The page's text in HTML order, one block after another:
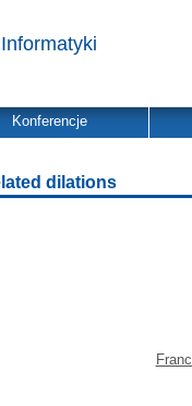
Konferencje
dilations